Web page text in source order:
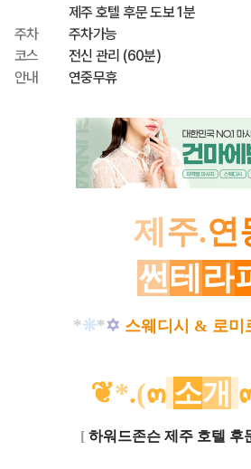
제주 호텔 후문 도보 1분
주차
주차가능
코스
전신 관리 (60분)
안내
연중무휴
제 주.연
썬테 라
*❊*✡ 스웨디시 & 로미
❦*.(๓ 소개
[ 하워드존슨 제주 호텔 후